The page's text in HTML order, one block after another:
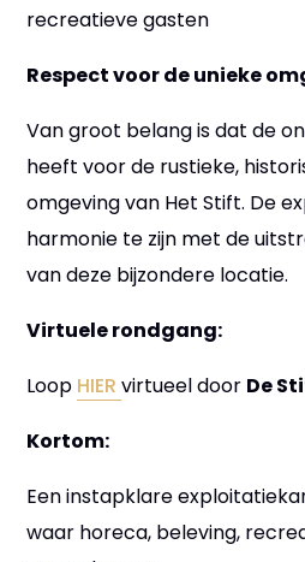
recreatieve gasten
Respect voor de unieke
Van groot belang is dat de
heeft voor de rustieke,
omgeving van Het Stift. De
harmonie te zijn met de
van deze bijzondere locatie.
Virtuele rondgang:
Loop HIERvirtueel door De
Kortom:
Een instapklare
waar horeca, beleving,